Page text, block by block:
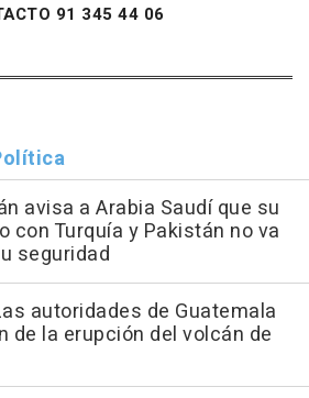
91 345 44 06
avisa a Arabia Saudí que su
con Turquía y Pakistán no va
seguridad
autoridades de Guatemala
de la erupción del volcán de